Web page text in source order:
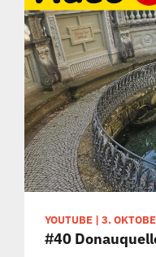
YOUTUBE | 3.
#40